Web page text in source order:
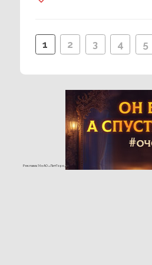
1 2 3 4 5
Реклама 16+ АО «ЛитГород»